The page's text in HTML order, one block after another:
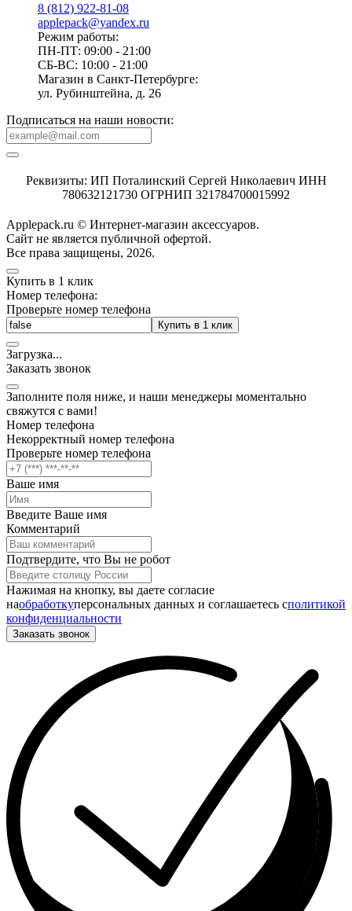
8 (812) 922-81-08
applepack@yandex.ru
Режим работы:
ПН-ПТ: 09:00 - 21:00
СБ-ВС: 10:00 - 21:00
Магазин в Санкт-Петербурге:
ул. Рубинштейна, д. 26
Подписаться на наши новости:
Реквизиты: ИП Поталинский Сергей Николаевич ИНН
780632121730 ОГРНИП 321784700015992
Applepack.ru © Интернет-магазин аксессуаров.
Cайт не является публичной офертой.
Все права защищены, 2026.
Купить в 1 клик
Номер телефона:
Проверьте номер телефона
Купить в 1 клик
Загрузка...
Заказать звонок
Заполните поля ниже, и наши менеджеры моментально
свяжутся с вами!
Номер телефона
Некорректный номер телефона
Проверьте номер телефона
Ваше имя
Введите Ваше имя
Комментарий
Подтвердите, что Вы не робот
Нажимая на кнопку, вы даете согласие
наобработкуперсональных данных и соглашаетесь cполитикой
конфиденциальности
Заказать звонок